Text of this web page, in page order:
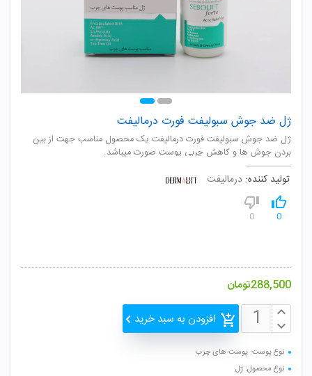
ژل ضد جوش سبولیفت فورت درمالیفت
ژل ضد جوش سبولیفت فورت درمالیفت یک محصول مناسب جهت از بین
بردن جوش ها و کاهش چربی پوست صورت میباشد.
تولید کننده: درمالیفت
0
0
288,500تومان
افزودن به سبد خرید
نوع پوست: پوست های چرب
نوع محصول: ژل